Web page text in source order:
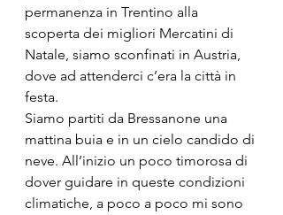
permanenza in Trentino alla
scoperta dei migliori Mercatini di
Natale, siamo sconfinati in Austria,
dove ad attenderci c’era la città in
festa.
Siamo partiti da Bressanone una
mattina buia e in un cielo candido di
neve. All’inizio un poco timorosa di
dover guidare in queste condizioni
climatiche, a poco a poco mi sono